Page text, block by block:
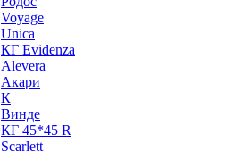
Voyage
Unica
КГ Evidenza
Alevera
Акари
К
Винде
КГ 45*45 R
Scarlett